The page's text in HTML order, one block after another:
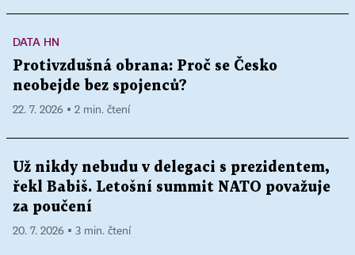
DATA HN
Protivzdušná obrana: Proč se Česko
neobejde bez spojenců?
22. 7. 2026 ▪ 2 min. čtení
Už nikdy nebudu v delegaci s prezidentem,
řekl Babiš. Letošní summit NATO považuje
za poučení
20. 7. 2026 ▪ 3 min. čtení